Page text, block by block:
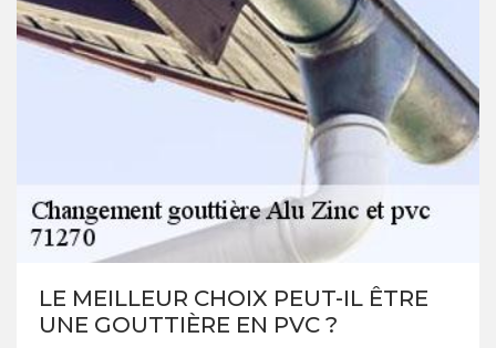
LE MEILLEUR CHOIX PEUT-IL ÊTRE
UNE GOUTTIÈRE EN PVC ?